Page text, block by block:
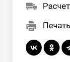
Печать